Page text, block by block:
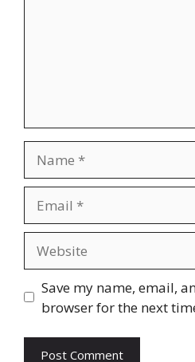
Save my name, email,
browser for the next